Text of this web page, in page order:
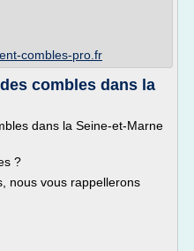
combles-pro.fr
combles dans la
dans la Seine-et-Marne
?
nous vous rappellerons